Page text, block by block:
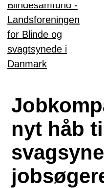
Gå til hovedindhold
nyt håb